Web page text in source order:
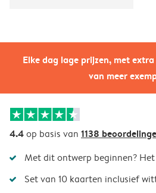
Elke dag lage prijzen, met
van meer
4.4op basis van 1138
Met dit ontwerp beginnen?
Set van 10 kaarten inclusief